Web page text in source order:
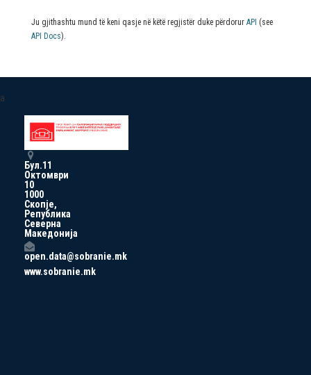
Ju gjithashtu mund të keni qasje në këtë regjistër duke përdorur API (see
API Docs).
a
Бул.11
Октомври
10
1000
Скопје,
Република
Северна
Македонија
open.data@sobranie.mk
www.sobranie.mk